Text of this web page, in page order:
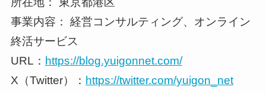
事業内容： 経営コンサルティング、オンライン
終活サービス
URL： https://blog.yuigonnet.com/
X（Twitter）： https://twitter.com/yuigon_net